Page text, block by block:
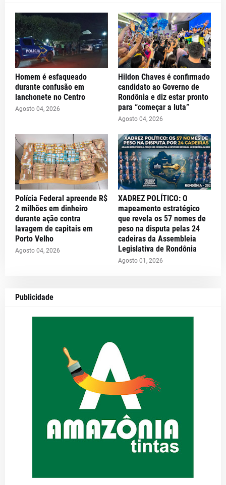
Homem é esfaqueado
durante confusão em
lanchonete no Centro
Agosto 04, 2026
Hildon Chaves é confirmado
candidato ao Governo de
Rondônia e diz estar pronto
para “começar a luta”
Agosto 04, 2026
Polícia Federal apreende R$
2 milhões em dinheiro
durante ação contra
lavagem de capitais em
Porto Velho
Agosto 04, 2026
XADREZ POLÍTICO: O
mapeamento estratégico
que revela os 57 nomes de
peso na disputa pelas 24
cadeiras da Assembleia
Legislativa de Rondônia
Agosto 01, 2026
Publicidade